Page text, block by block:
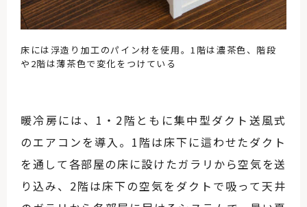
床には浮造り加工のパイン材を使用。1階は濃茶色、階段
や2階は薄茶色で変化をつけている
暖冷房には、1・2階ともに集中型ダクト送風式
のエアコンを導入。1階は床下に這わせたダクト
を通して各部屋の床に設けたガラリから空気を送
り込み、2階は床下の空気をダクトで吸って天井